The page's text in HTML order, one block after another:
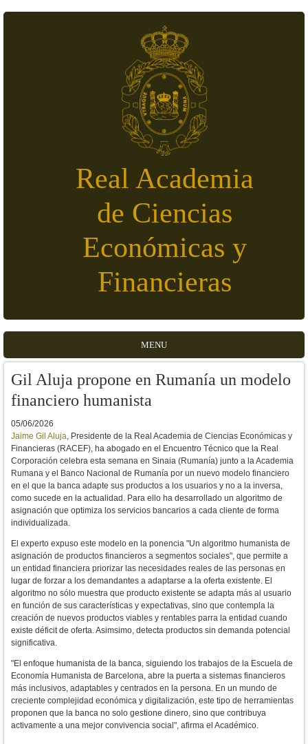
Real Academia
de Ciencias
Económicas y
Financieras
MENU
Gil Aluja propone en Rumanía un modelo
financiero humanista
05/06/2026
Jaime Gil Aluja, Presidente de la Real Academia de Ciencias Económicas y
Financieras (RACEF), ha abogado en el Encuentro Técnico que la Real
Corporación celebra esta semana en Sinaia (Rumanía) junto a la Academia
Rumana y el Banco Nacional de Rumanía por un nuevo modelo financiero
en el que la banca adapte sus productos a los usuarios y no a la inversa,
como sucede en la actualidad. Para ello ha desarrollado un algoritmo de
asignación que optimiza los servicios bancarios a cada cliente de forma
individualizada.
El experto expuso este modelo en la ponencia "Un algoritmo humanista de
asignación de productos financieros a segmentos sociales", que permite a
un entidad financiera priorizar las necesidades reales de las personas en
lugar de forzar a los demandantes a adaptarse a la oferta existente. El
algoritmo no sólo muestra que producto existente se adapta más al usuario
en función de sus características y expectativas, sino que contempla la
creación de nuevos productos viables y rentables parra la entidad cuando
existe déficit de oferta. Asimsimo, detecta productos sin demanda potencial
significativa.
"El enfoque humanista de la banca, siguiendo los trabajos de la Escuela de
Economía Humanista de Barcelona, abre la puerta a sistemas financieros
más inclusivos, adaptables y centrados en la persona. En un mundo de
creciente complejidad económica y digitalización, este tipo de herramientas
proponen que la banca no solo gestione dinero, sino que contribuya
activamente a una mejor convivencia social", afirma el Académico.